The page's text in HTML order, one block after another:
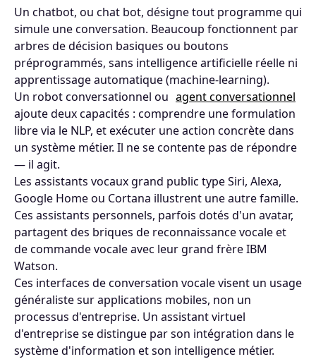
Un chatbot, ou chat bot, désigne tout programme qui
simule une conversation. Beaucoup fonctionnent par
arbres de décision basiques ou boutons
préprogrammés, sans intelligence artificielle réelle ni
apprentissage automatique (machine-learning).
Un robot conversationnel ou agent conversationnel
ajoute deux capacités : comprendre une formulation
libre via le NLP, et exécuter une action concrète dans
un système métier. Il ne se contente pas de répondre
— il agit.
Les assistants vocaux grand public type Siri, Alexa,
Google Home ou Cortana illustrent une autre famille.
Ces assistants personnels, parfois dotés d'un avatar,
partagent des briques de reconnaissance vocale et
de commande vocale avec leur grand frère IBM
Watson.
Ces interfaces de conversation vocale visent un usage
généraliste sur applications mobiles, non un
processus d'entreprise. Un assistant virtuel
d'entreprise se distingue par son intégration dans le
système d'information et son intelligence métier.